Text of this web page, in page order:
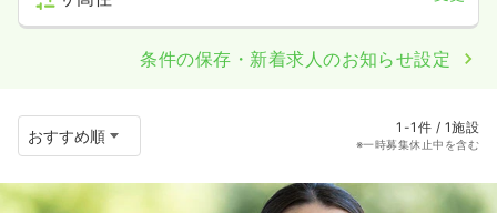
条件の保存・新着求人のお知らせ設定
1-1件 / 1施設
※一時募集休止中を含む